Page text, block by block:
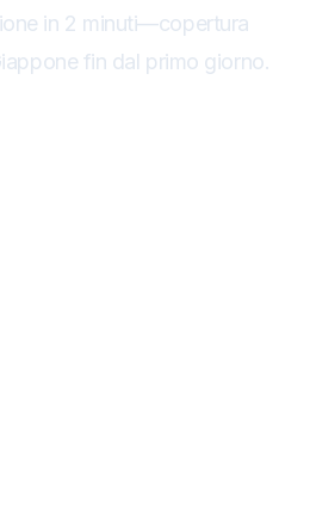
in 2 minuti—copertura
fin dal primo giorno.